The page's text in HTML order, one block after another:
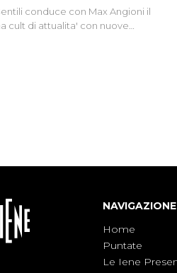
conduce con Max Angioni il
cult di attualita' con nuove
NAVIGAZIONE
Home
Puntate
Le Iene